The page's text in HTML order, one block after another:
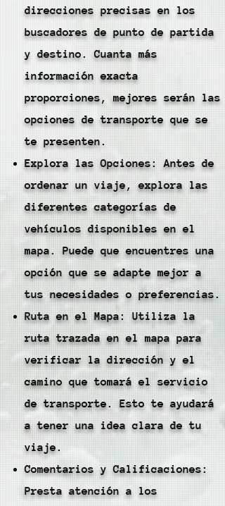
direcciones precisas en los
buscadores de punto de partida
y destino. Cuanta más
información exacta
proporciones, mejores serán las
opciones de transporte que se
te presenten.
Explora las Opciones: Antes de
ordenar un viaje, explora las
diferentes categorías de
vehículos disponibles en el
mapa. Puede que encuentres una
opción que se adapte mejor a
tus necesidades o preferencias.
Ruta en el Mapa: Utiliza la
ruta trazada en el mapa para
verificar la dirección y el
camino que tomará el servicio
de transporte. Esto te ayudará
a tener una idea clara de tu
viaje.
Comentarios y Calificaciones:
Presta atención a los